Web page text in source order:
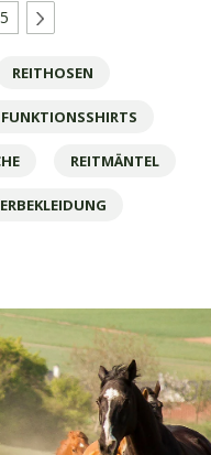
€
5
REITHOSEN
FUNKTIONSSHIRTS
REITMÄNTEL